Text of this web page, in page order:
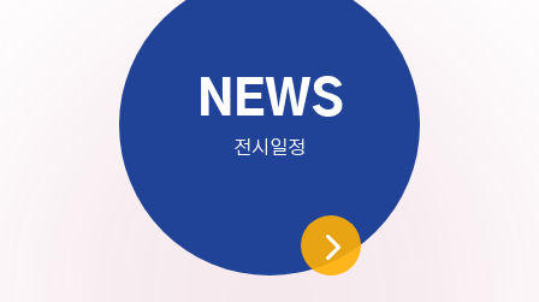
NEWS
전시일정